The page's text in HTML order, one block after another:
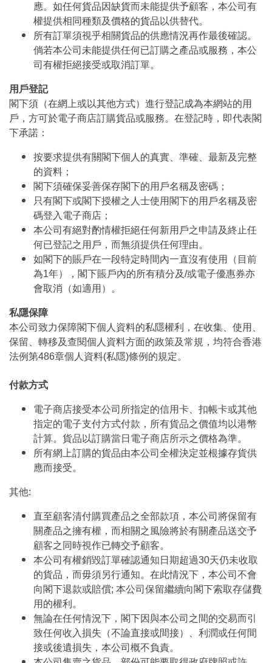
應。如任何貨品因缺貨而未能提供予顧客，本公司有
權提供相同種類及價格的貨品以供替代。
所有訂單須視乎相關貨品的供應情況再作最後確認。
倘若本公司未能提供任何已訂購之產品或服務，本公
司有權拒絕接受或取消訂單。
用戶登記
閣下須（在網上或以其他方式）進行登記成為本網站的用
戶，方可於電子商店訂購貨品或服務。在登記時，即代表閣
下承諾：
按要求提供有關閣下個人的真實、準確、最新及完整
的資料；
閣下須確保妥善保存閣下的用戶名稱及密碼；
只有閣下或閣下授權之人士使用閣下的用戶名稱及密
碼登入電子商店；
本公司有絕對酌情權拒絕任何新用戶之申請及終止任
何已登記之用戶，而無須提供任何理由。
如閣下的賬戶在一段特定時間內一直沒有使用（目前
為1年），閣下賬戶內的所有積分及/或電子優惠券亦
會取消（如適用）。
私隱保障
本公司致力保障閣下個人資料的私隱權利，在收集、使用、
保留、轉移及查閱個人資料方面的政策及常規，均符合香港
法例第486章個人資料(私隱)條例的規定。
付款方式
電子商店接受本公司所指定的信用卡、扣帳卡或其他
指定的電子支付方式付款，所有貨品之價值均以港幣
計算。貨品以訂購當日電子商店所示之價格為準。
所有網上訂購的貨品由本公司全權決定並根據存貨供
應而接受。
其他:
直至顧客清付購買產品之全部款項，本公司將保留有
關產品之擁有權，而相關之風險將於有關產品送交予
顧客之同時視作已轉交予顧客。
本公司有權銷毀訂單確認通知日期超過30天仍未收取
的貨品，而毋須另行通知。在此情況下，本公司不會
向閣下退款或賠償; 本公司保留繼續向閣下索取存儲費
用的權利。
無論在任何情況下，閣下因與本公司之間的交易而引
致任何收入損失（不論直接或間接）、利潤或任何間
接或後遺損失，本公司概不負責。